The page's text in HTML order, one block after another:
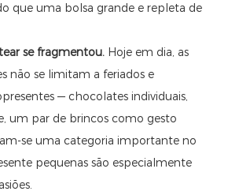
que uma bolsa grande e repleta de
se fragmentou. Hoje em dia, as
não se limitam a feriados e
— chocolates individuais,
um par de brincos como gesto
se uma categoria importante no
pequenas são especialmente